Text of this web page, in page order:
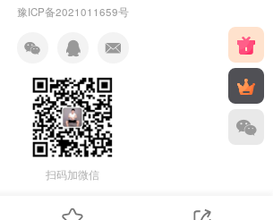
豫ICP备2021011659号
扫码加微信